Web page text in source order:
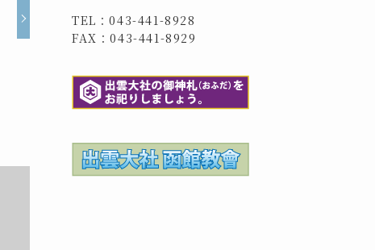
TEL：043-441-8928
FAX：043-441-8929